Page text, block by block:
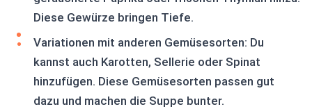
Diese Gewürze bringen Tiefe.
Variationen mit anderen Gemüsesorten: Du
kannst auch Karotten, Sellerie oder Spinat
hinzufügen. Diese Gemüsesorten passen gut
dazu und machen die Suppe bunter.